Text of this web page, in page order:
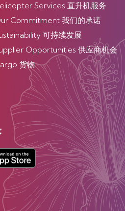
Services 直升机服务
Commitment 我们的承诺
可持续发展
Opportunities 供应商机会
货物